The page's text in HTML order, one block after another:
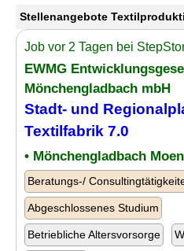
Stellenangebote
Job vor 2 Tagen bei
EWMG
Mönchengladbach mbH
Stadt- und
Textilfabrik 7.0
• Mönchengladbach
Beratungs-/
Abgeschlossenes Studium
Betriebliche Altersvorsorge